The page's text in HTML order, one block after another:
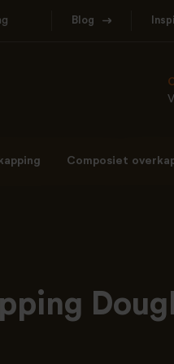
Blog
Composiet